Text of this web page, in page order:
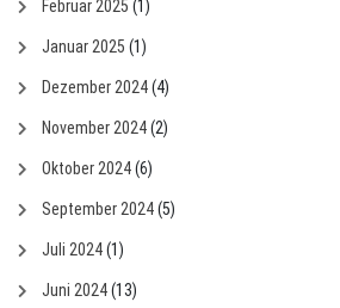
Februar 2025 (1)
Januar 2025 (1)
Dezember 2024(4)
November 2024(2)
Oktober 2024(6)
September 2024(5)
Juli 2024(1)
Juni 2024(13)